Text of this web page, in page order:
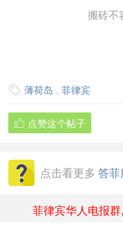
搬砖不
 薄荷岛 , 菲律宾
 点赞这个帖子
点击看更多 答菲
菲律宾华人电报